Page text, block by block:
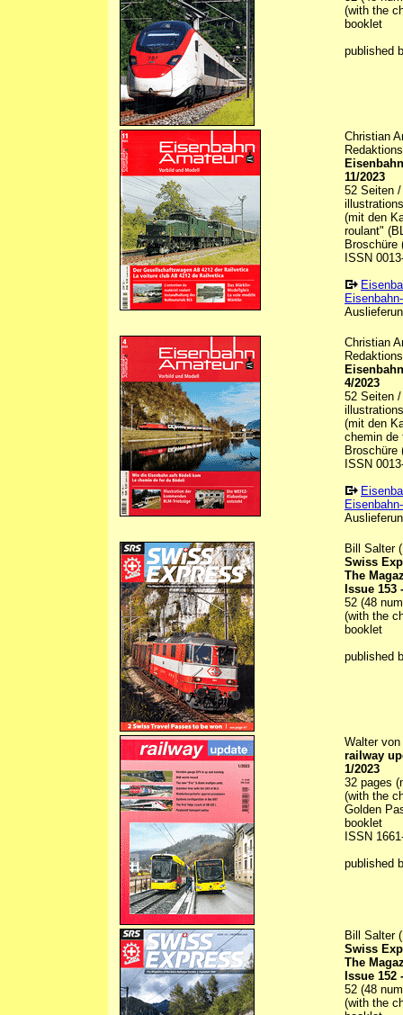
(with the
booklet
published
Christian
11/2023
52 Seiten
(mit den
roulant"
Broschüre
ISSN
Christian
4/2023
52 Seiten
(mit den
chemin de
Broschüre
ISSN
Bill Salter
Swiss
The
Issue 153
52 (48
(with the
booklet
published
Walter
railway
1/2023
32 pages
(with the
Golden
booklet
ISSN
published
Bill Salter
Swiss
The
Issue 152
52 (48
(with the